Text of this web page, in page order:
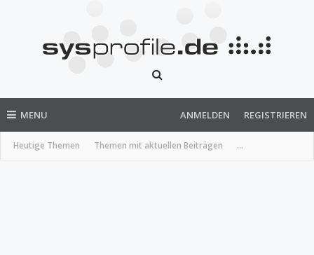
MENU
Heutige Themen Themen mit aktuellen Beiträgen ...
ANMELDEN REGISTRIEREN